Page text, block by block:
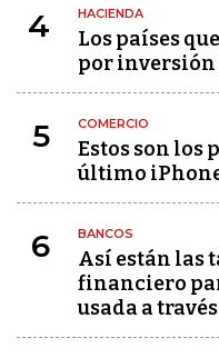
4 HACIENDA
Los países
por inversión
5 COMERCIO
Estos son los
último
6 BANCOS
Así están las
financiero
usada a